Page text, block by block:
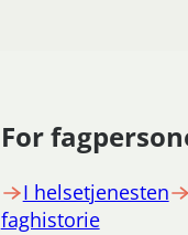
For
I helsetjenesten
faghistorie